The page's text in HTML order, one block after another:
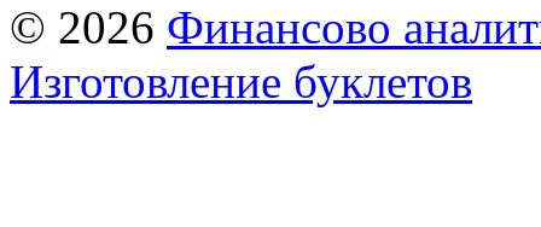
© 2026 Финансово
Изготовление буклетов